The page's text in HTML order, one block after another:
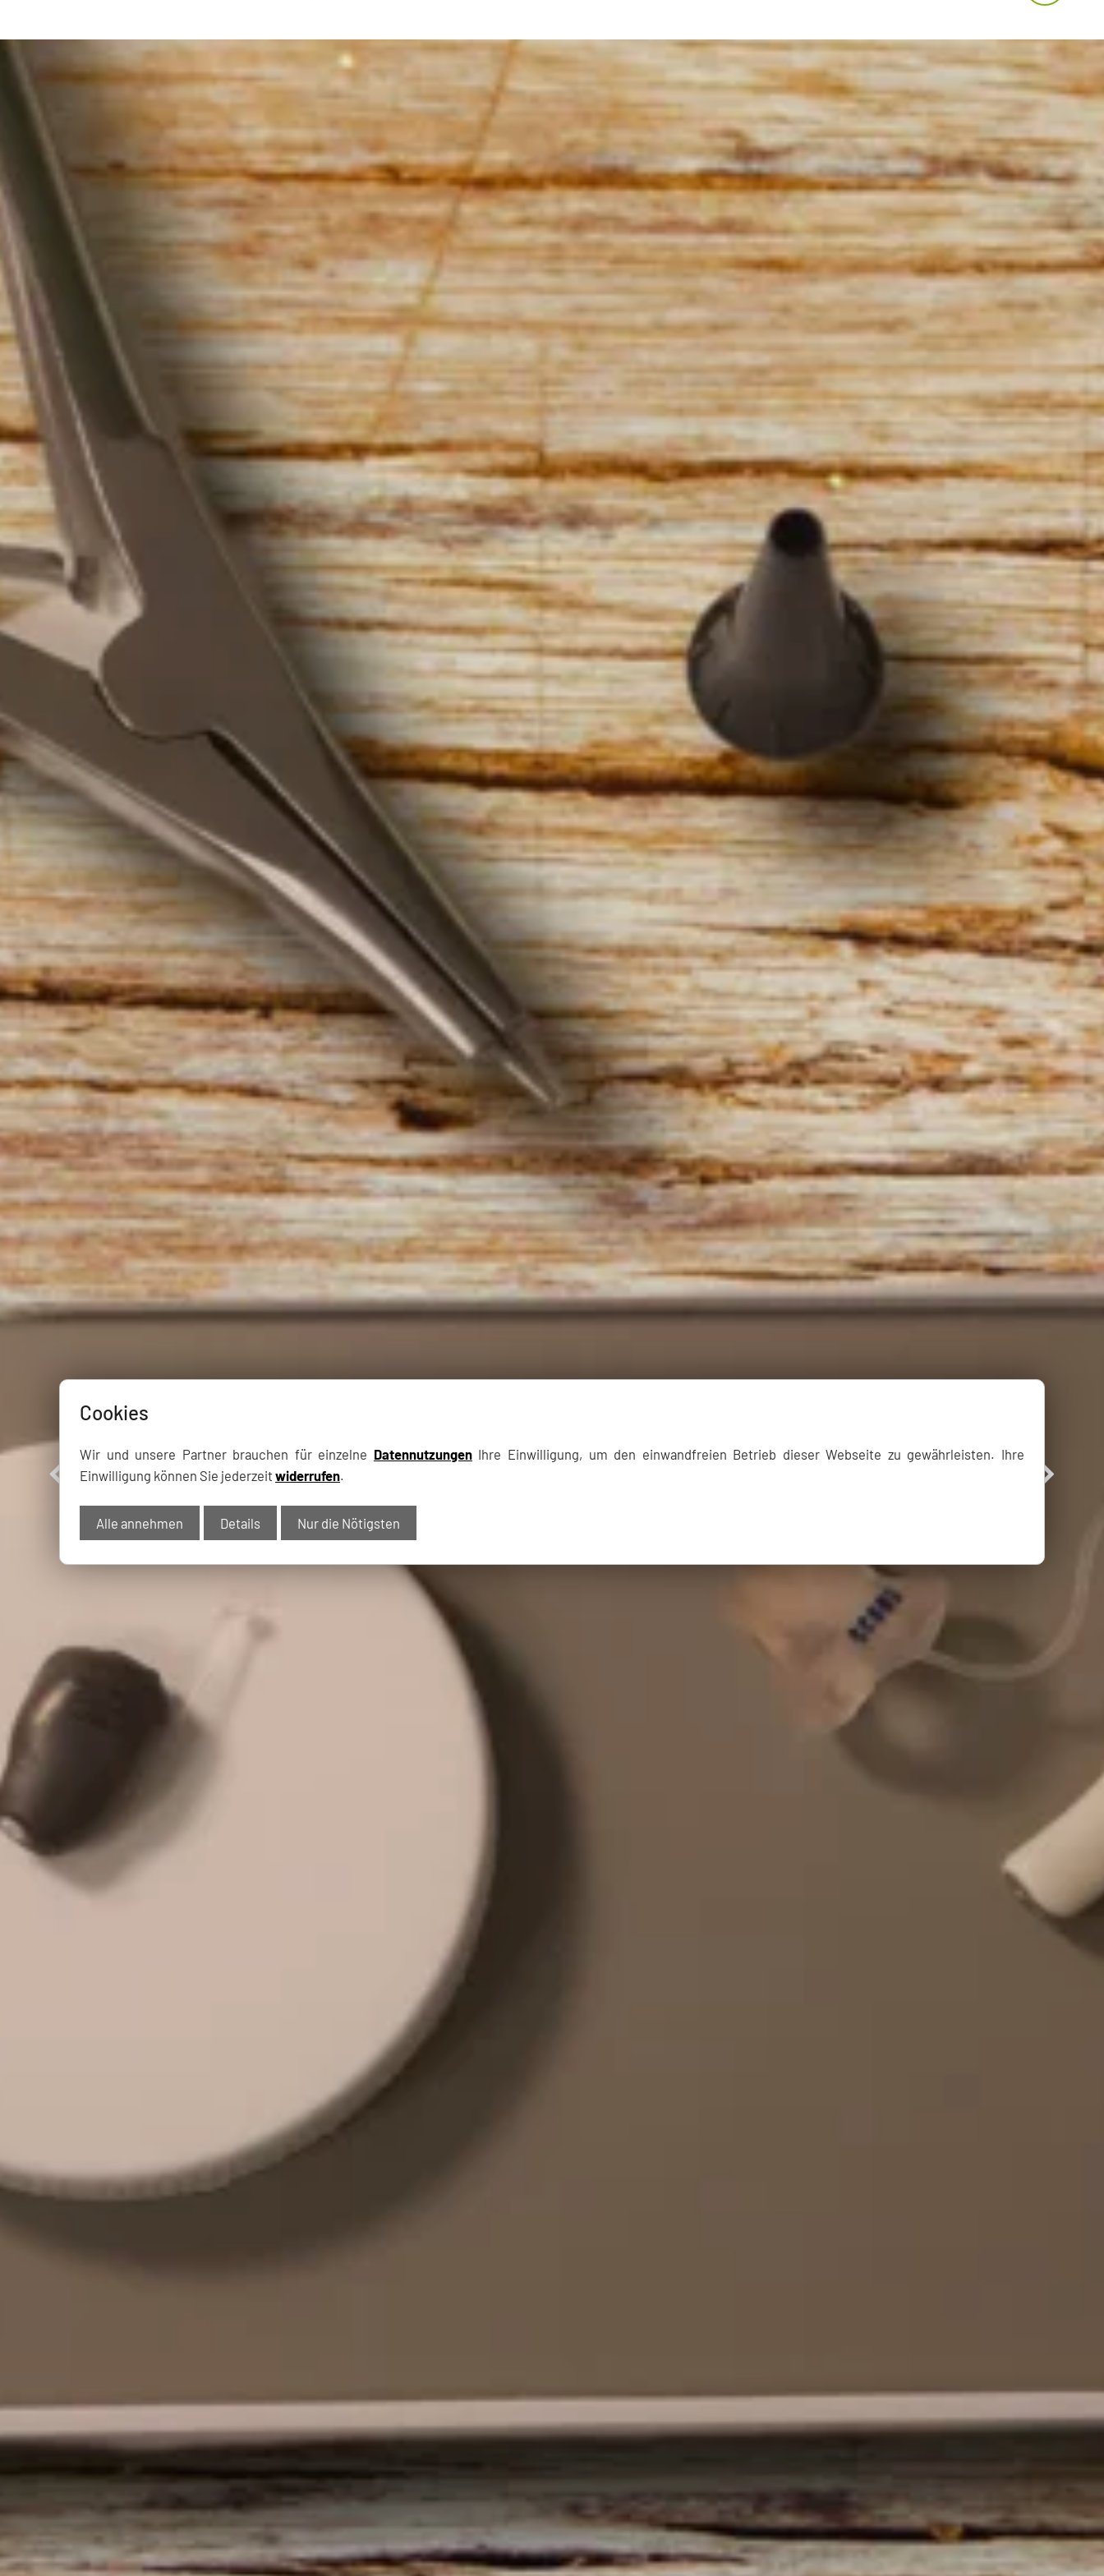
Gehörschutz
Weinböhla
Glauchau
Ortrand
Wilsdruff
Tel:
03 52 04. 270 691
Waldenburg
Tel:
03 76 08. 288 180
Weinböhla
Tel:03 52 43. 475 000
Radeburg
Tel: 03 52 08. 396 888
Ortrand
03 57 55. 550 440
Glauchau
03 76 3. 23 34
Cookies
Wir und unsere Partner brauchen für einzelne DatennutzungenIhre Einwilligung, um den einwandfreien Betrieb dieser Webseite zu gewährleisten. Ihre
Einwilligung können Sie jederzeit widerrufen.
Alle annehmen Details Nur die Nötigsten